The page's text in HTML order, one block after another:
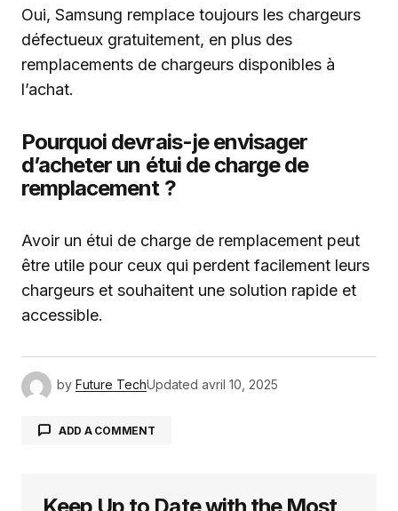
Oui, Samsung remplace toujours les chargeurs
défectueux gratuitement, en plus des
remplacements de chargeurs disponibles à
l’achat.
Pourquoi devrais-je envisager
d’acheter un étui de charge de
remplacement ?
Avoir un étui de charge de remplacement peut
être utile pour ceux qui perdent facilement leurs
chargeurs et souhaitent une solution rapide et
accessible.
by Future TechUpdated avril 10, 2025
ADD A COMMENT
Votre adresse e-mail ne sera pas publiée. Les